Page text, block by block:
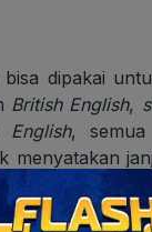
dipakai
British English,
English, semua
see the